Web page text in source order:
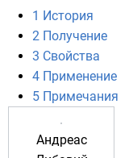
1 История
2 Получение
3 Свойства
4 Применение
5 Примечания
Андреас